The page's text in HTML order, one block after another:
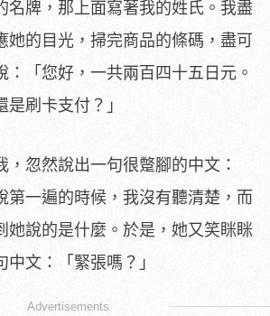
名牌，那上面寫著我的姓氏。我盡
她的目光，掃完商品的條碼，盡可
：「您好，一共兩百四十五日元。
刷卡支付？」
，忽然說出一句很蹩腳的中文：
第一遍的時候，我沒有聽清楚，而
她說的是什麼。於是，她又笑眯眯
文：「緊張嗎？」
Advertisements